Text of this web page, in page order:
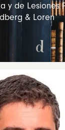
y de Lesiones
& Loren